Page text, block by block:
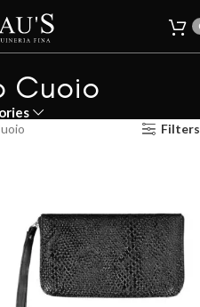
Cuoio
Filters